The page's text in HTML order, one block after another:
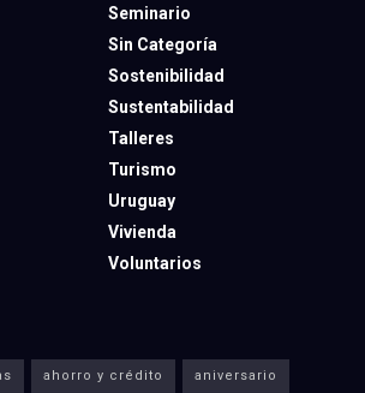
Seminario
Sin Categoría
Sostenibilidad
Sustentabilidad
Talleres
Turismo
Uruguay
Vivienda
Voluntarios
ahorro y crédito aniversario